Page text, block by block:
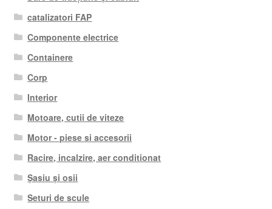
catalizatori FAP
Componente electrice
Containere
Corp
Interior
Motoare, cutii de viteze
Motor - piese si accesorii
Racire, incalzire, aer conditionat
Șasiu și osii
Seturi de scule